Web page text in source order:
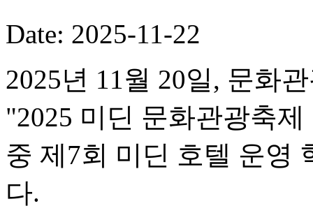
Date: 2025-11-22
2025년 11월 20일, 문화
"2025 미딘 문화관광축
중 제7회 미딘 호텔 운영
다.